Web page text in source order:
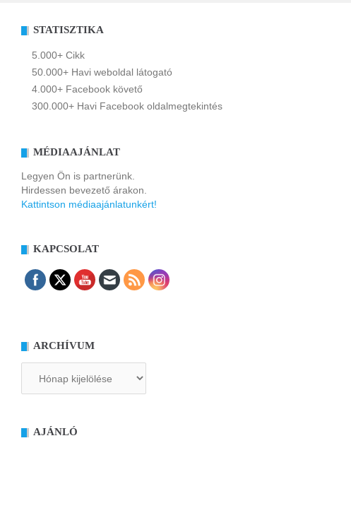
STATISZTIKA
5.000+ Cikk
50.000+ Havi weboldal látogató
4.000+ Facebook követő
300.000+ Havi Facebook oldalmegtekintés
MÉDIAAJÁNLAT
Legyen Ön is partnerünk.
Hirdessen bevezető árakon.
Kattintson médiaajánlatunkért!
KAPCSOLAT
ARCHÍVUM
AJÁNLÓ